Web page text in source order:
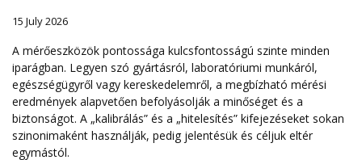
15 July 2026
A mérőeszközök pontossága kulcsfontosságú szinte minden
iparágban. Legyen szó gyártásról, laboratóriumi munkáról,
egészségügyről vagy kereskedelemről, a megbízható mérési
eredmények alapvetően befolyásolják a minőséget és a
biztonságot. A „kalibrálás” és a „hitelesítés” kifejezéseket sokan
szinonimaként használják, pedig jelentésük és céljuk eltér
egymástól.